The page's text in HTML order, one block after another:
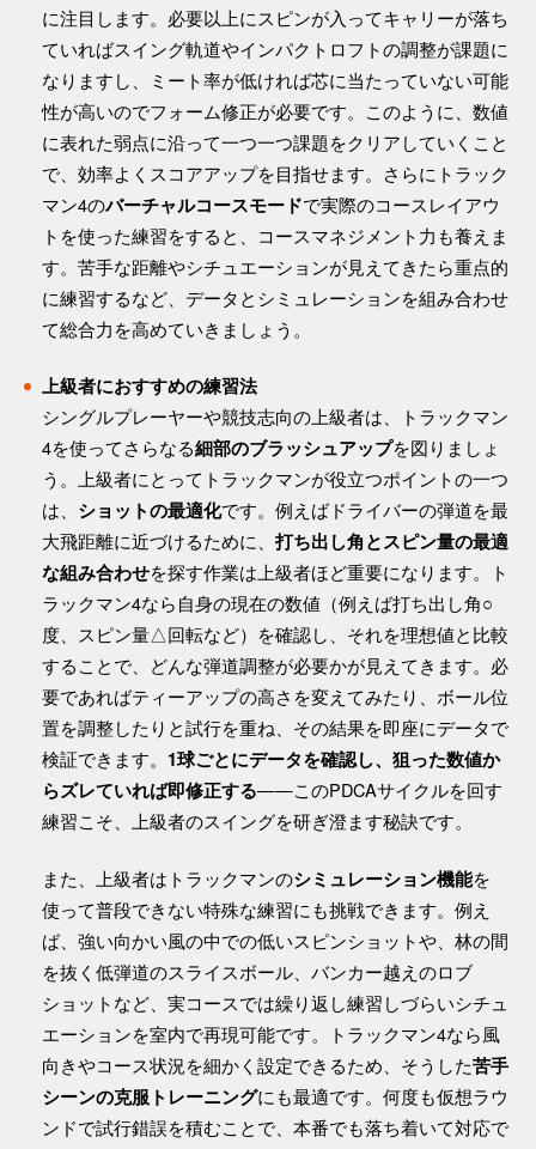
に注目します。必要以上にスピンが入ってキャリーが落ち
ていればスイング軌道やインパクトロフトの調整が課題に
なりますし、ミート率が低ければ芯に当たっていない可能
性が高いのでフォーム修正が必要です。このように、数値
に表れた弱点に沿って一つ一つ課題をクリアしていくこと
で、効率よくスコアアップを目指せます。さらにトラック
マン4のバーチャルコースモードで実際のコースレイアウ
トを使った練習をすると、コースマネジメント力も養えま
す。苦手な距離やシチュエーションが見えてきたら重点的
に練習するなど、データとシミュレーションを組み合わせ
て総合力を高めていきましょう。
上級者におすすめの練習法
シングルプレーヤーや競技志向の上級者は、トラックマン
4を使ってさらなる細部のブラッシュアップを図りましょ
う。上級者にとってトラックマンが役立つポイントの一つ
は、 ショットの最適化です。例えばドライバーの弾道を最
大飛距離に近づけるために、 打ち出し角とスピン量の最適
な組み合わせを探す作業は上級者ほど重要になります。ト
ラックマン4なら自身の現在の数値（例えば打ち出し角○
度、スピン量△回転など）を確認し、それを理想値と比較
することで、どんな弾道調整が必要かが見えてきます。必
要であればティーアップの高さを変えてみたり、ボール位
置を調整したりと試行を重ね、その結果を即座にデータで
検証できます。 1球ごとにデータを確認し、狙った数値か
らズレていれば即修正する——このPDCAサイクルを回す
練習こそ、上級者のスイングを研ぎ澄ます秘訣です。
また、上級者はトラックマンのシミュレーション機能を
使って普段できない特殊な練習にも挑戦できます。例え
ば、強い向かい風の中での低いスピンショットや、林の間
を抜く低弾道のスライスボール、バンカー越えのロブ
ショットなど、実コースでは繰り返し練習しづらいシチュ
エーションを室内で再現可能です。トラックマン4なら風
向きやコース状況を細かく設定できるため、そうした苦手
シーンの克服トレーニングにも最適です。何度も仮想ラウ
ンドで試行錯誤を積むことで、本番でも落ち着いて対応で